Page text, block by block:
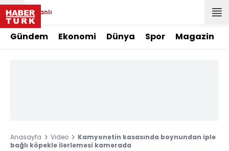
Canlı
Gündem Ekonomi Dünya Spor Magazin
Anasayfa Video
Kamyonetin kasasında boynundan iple
bağlı köpekle ilerlemesi kamerada